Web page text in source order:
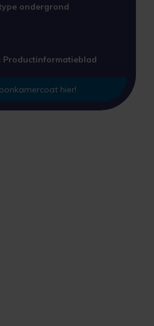
ondergrond
Productinformatieblad
hier!